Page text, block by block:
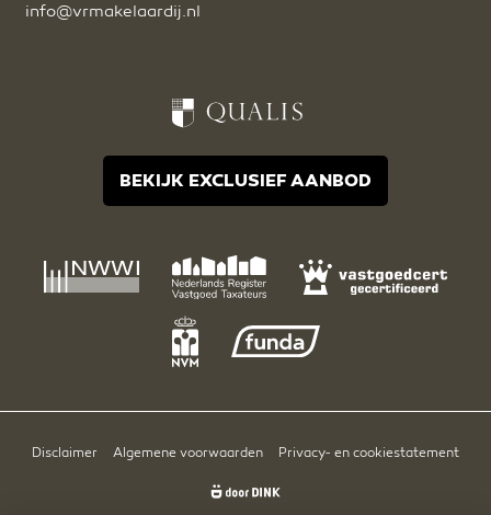
info@vrmakelaardij.nl
BEKIJK EXCLUSIEF AANBOD
Disclaimer Algemene voorwaarden Privacy- en cookiestatement